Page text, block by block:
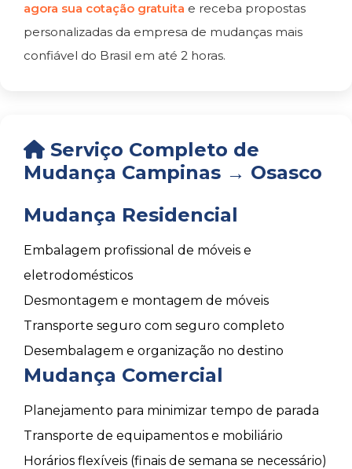
agora sua cotação gratuita e receba propostas
personalizadas da empresa de mudanças mais
confiável do Brasil em até 2 horas.
Serviço Completo de
Mudança Campinas → Osasco
Mudança Residencial
Embalagem profissional de móveis e
eletrodomésticos
Desmontagem e montagem de móveis
Transporte seguro com seguro completo
Desembalagem e organização no destino
Mudança Comercial
Planejamento para minimizar tempo de parada
Transporte de equipamentos e mobiliário
Horários flexíveis (finais de semana se necessário)